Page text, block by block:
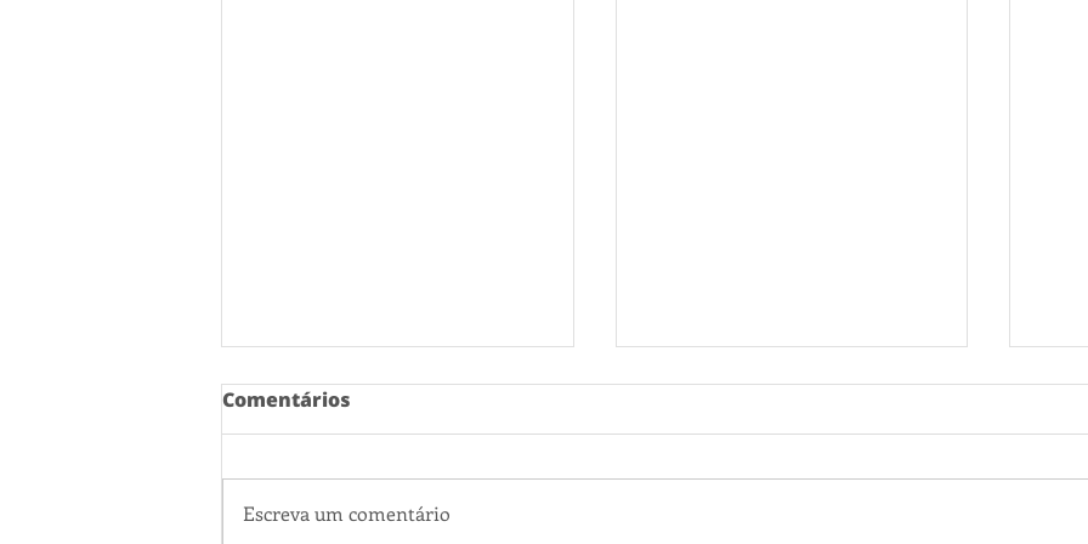
Comentários
Escreva um comentário